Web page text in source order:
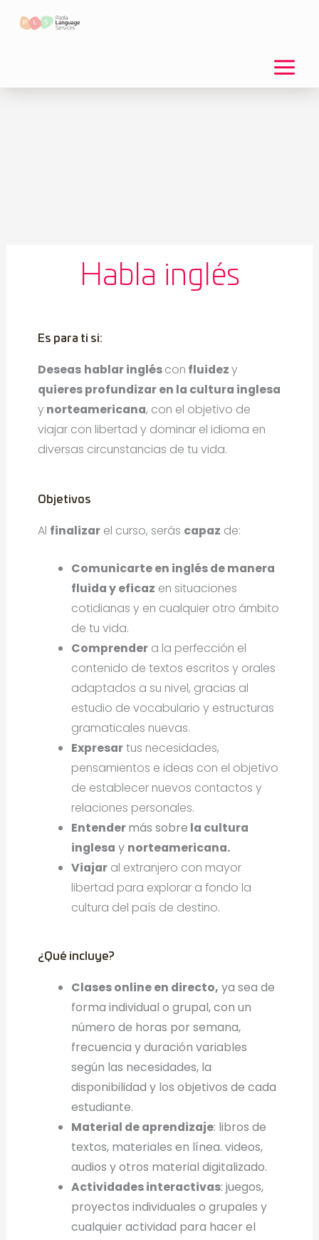
Habla inglés
Es para ti si:
Deseas hablar ingléscon fluidezy
quieres profundizar en la cultura inglesa
ynorteamericana, con el objetivo de
viajar con libertad y dominar el idioma en
diversas circunstancias de tu vida.
Objetivos
Al finalizarel curso, serás capaz de:
Comunicarte en inglés de manera
fluida y eficaz en situaciones
cotidianas y en cualquier otro ámbito
de tu vida.
Comprender a la perfección el
contenido de textos escritos y orales
adaptados a su nivel, gracias al
estudio de vocabulario y estructuras
gramaticales nuevas.
Expresartus necesidades,
pensamientos e ideas con el objetivo
de establecer nuevos contactos y
relaciones personales.
Entendermás sobre la cultura
inglesa y norteamericana.
Viajar al extranjero con mayor
libertad para explorar a fondo la
cultura del país de destino.
¿Qué incluye?
Clases online en directo, ya sea de
forma individual o grupal, con un
número de horas por semana,
frecuencia y duración variables
según las necesidades, la
disponibilidad y los objetivos de cada
estudiante.
Material de aprendizaje: libros de
textos, materiales en línea. videos,
audios y otros material digitalizado.
Actividades interactivas: juegos,
proyectos individuales o grupales y
cualquier actividad para hacer el